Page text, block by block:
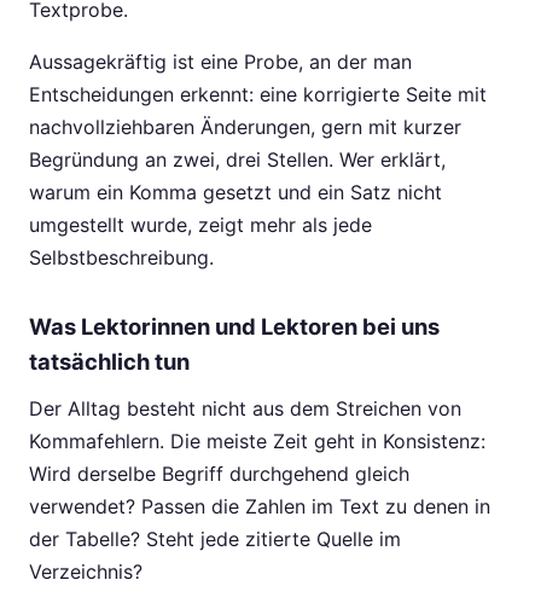
Textprobe.
Aussagekräftig ist eine Probe, an der man
Entscheidungen erkennt: eine korrigierte Seite mit
nachvollziehbaren Änderungen, gern mit kurzer
Begründung an zwei, drei Stellen. Wer erklärt,
warum ein Komma gesetzt und ein Satz nicht
umgestellt wurde, zeigt mehr als jede
Selbstbeschreibung.
Was Lektorinnen und Lektoren bei uns
tatsächlich tun
Der Alltag besteht nicht aus dem Streichen von
Kommafehlern. Die meiste Zeit geht in Konsistenz:
Wird derselbe Begriff durchgehend gleich
verwendet? Passen die Zahlen im Text zu denen in
der Tabelle? Steht jede zitierte Quelle im
Verzeichnis?